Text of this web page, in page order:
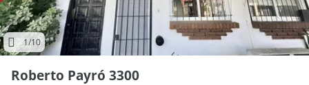
1/10
Roberto Payró 3300